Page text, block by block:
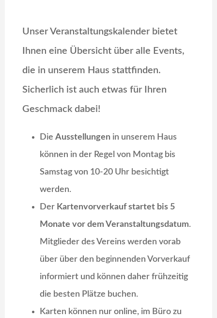
Unser Veranstaltungskalender bietet
Ihnen eine Übersicht über alle Events,
die in unserem Haus stattfinden.
Sicherlich ist auch etwas für Ihren
Geschmack dabei!
Die Ausstellungen in unserem Haus
können in der Regel von Montag bis
Samstag von 10-20 Uhr besichtigt
werden.
Der Kartenvorverkauf startet bis 5
Monate vor dem Veranstaltungsdatum.
Mitglieder des Vereins werden vorab
über über den beginnenden Vorverkauf
informiert und können daher frühzeitig
die besten Plätze buchen.
Karten können nur online, im Büro zu